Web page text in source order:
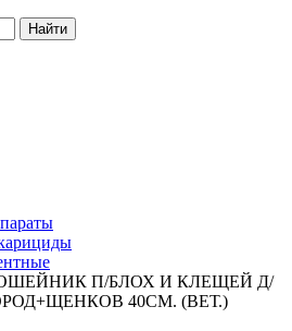
Найти
П/БЛОХ И КЛЕЩЕЙ Д/
40СМ. (ВЕТ.)